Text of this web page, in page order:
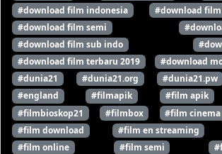
#download film indonesia
#download
#download film semi
#download film sub indo
#download film terbaru 2019
#download
#dunia21
#dunia21.org #dunia21.pw
#england
#filmapik #film apik
#filmbioskop21
#filmbox #film cinema
#film download
#film en streaming
#film online
#film semi